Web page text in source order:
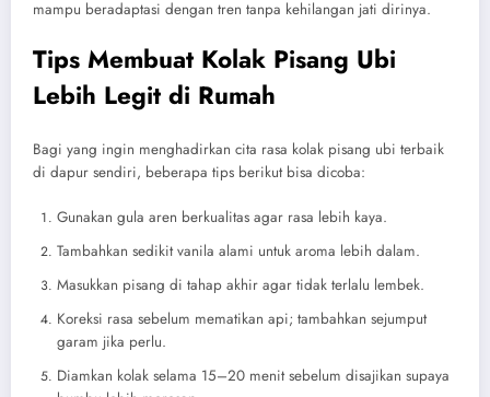
mampu beradaptasi dengan tren tanpa kehilangan jati dirinya.
Tips Membuat Kolak Pisang Ubi
Lebih Legit di Rumah
Bagi yang ingin menghadirkan cita rasa kolak pisang ubi terbaik
di dapur sendiri, beberapa tips berikut bisa dicoba:
Gunakan gula aren berkualitas agar rasa lebih kaya.
Tambahkan sedikit vanila alami untuk aroma lebih dalam.
Masukkan pisang di tahap akhir agar tidak terlalu lembek.
Koreksi rasa sebelum mematikan api; tambahkan sejumput
garam jika perlu.
Diamkan kolak selama 15–20 menit sebelum disajikan supaya